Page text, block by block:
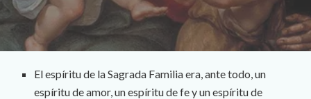
El espíritu de la Sagrada Familia era, ante todo, un
espíritu de amor, un espíritu de fe y un espíritu de